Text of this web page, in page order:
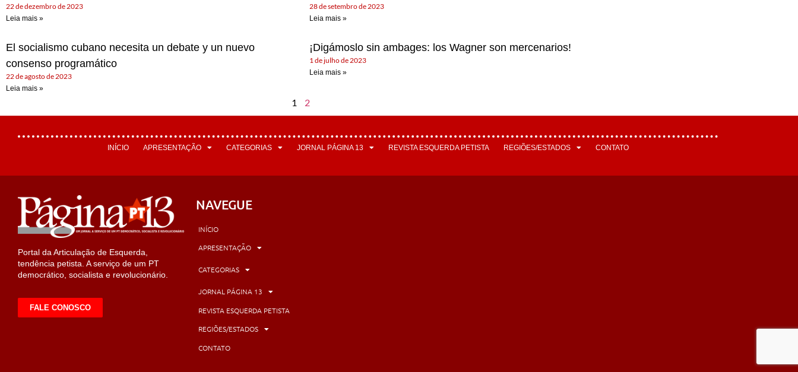
22 de dezembro de 2023
Leia mais »
28 de setembro de 2023
Leia mais »
El socialismo cubano necesita un debate y un nuevo
consenso programático
22 de agosto de 2023
Leia mais »
¡Digámoslo sin ambages: los Wagner son mercenarios!
1 de julho de 2023
Leia mais »
1 2
INÍCIO APRESENTAÇÃO CATEGORIAS JORNAL PÁGINA 13 REVISTA ESQUERDA PETISTA REGIÕES/ESTADOS CONTATO
Portal da Articulação de Esquerda,
tendência petista. A serviço de um PT
democrático, socialista e revolucionário.
FALE CONOSCO
NAVEGUE
INÍCIO
APRESENTAÇÃO
CATEGORIAS
JORNAL PÁGINA 13
REVISTA ESQUERDA PETISTA
REGIÕES/ESTADOS
CONTATO